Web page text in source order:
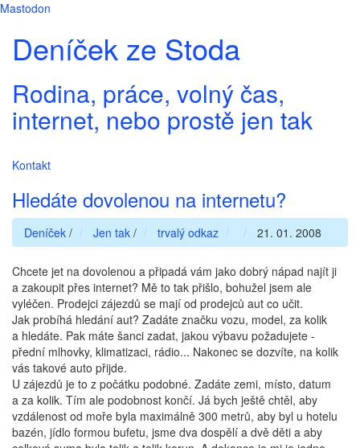
Mastodon
Deníček ze Stoda
Rodina, práce, volný čas,
internet, nebo prostě jen tak
Kontakt
Hledáte dovolenou na internetu?
Deníček / Jen tak / trvalý odkaz 21. 01. 2008
Chcete jet na dovolenou a připadá vám jako dobrý nápad najít ji
a zakoupit přes internet? Mě to tak přišlo, bohužel jsem ale
vyléčen. Prodejci zájezdů se mají od prodejců aut co učit.
Jak probíhá hledání aut? Zadáte značku vozu, model, za kolik
a hledáte. Pak máte šanci zadat, jakou výbavu požadujete -
přední mlhovky, klimatizaci, rádio... Nakonec se dozvíte, na kolik
vás takové auto přijde.
U zájezdů je to z počátku podobné. Zadáte zemi, místo, datum
a za kolik. Tím ale podobnost končí. Já bych ještě chtěl, aby
vzdálenost od moře byla maximálně 300 metrů, aby byl u hotelu
bazén, jídlo formou bufetu, jsme dva dospělí a dvě děti a aby